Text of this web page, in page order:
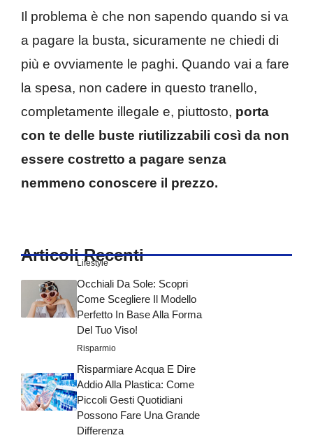
Il problema è che non sapendo quando si va
a pagare la busta, sicuramente ne chiedi di
più e ovviamente le paghi. Quando vai a fare
la spesa, non cadere in questo tranello,
completamente illegale e, piuttosto, porta
con te delle buste riutilizzabili così da non
essere costretto a pagare senza
nemmeno conoscere il prezzo.
Articoli Recenti
Lifestyle
Occhiali Da Sole: Scopri
Come Scegliere Il Modello
Perfetto In Base Alla Forma
Del Tuo Viso!
Risparmio
Risparmiare Acqua E Dire
Addio Alla Plastica: Come
Piccoli Gesti Quotidiani
Possono Fare Una Grande
Differenza